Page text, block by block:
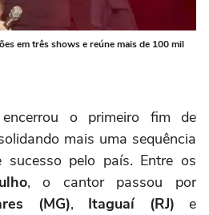
em três shows e reúne mais de 100 mil
o primeiro fim de
mais uma sequência
sucesso pelo país. Entre os
, o cantor passou por
(MG), Itaguaí (RJ) e